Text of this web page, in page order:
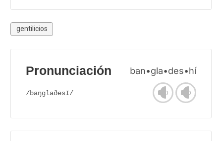
gentilicios
Pronunciación ban•gla•des•hí
/baŋglaðesI/